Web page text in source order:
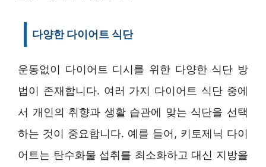
다양한 다이어트 식단
운동없이 다이어트 디시를 위한 다양한 식단 방
법이 존재합니다. 여러 가지 다이어트 식단 중에
서 개인의 취향과 생활 습관에 맞는 식단을 선택
하는 것이 중요합니다. 예를 들어, 키토제닉 다이
어트는 탄수화물 섭취를 최소화하고 대신 지방을